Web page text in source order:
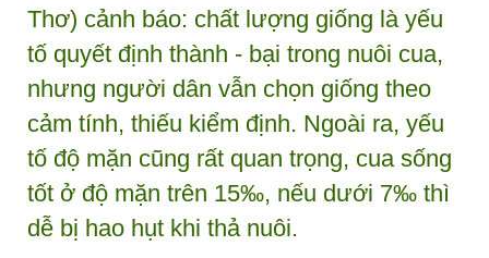
Thơ) cảnh báo: chất lượng giống là yếu
tố quyết định thành - bại trong nuôi cua,
nhưng người dân vẫn chọn giống theo
cảm tính, thiếu kiểm định. Ngoài ra, yếu
tố độ mặn cũng rất quan trọng, cua sống
tốt ở độ mặn trên 15‰, nếu dưới 7‰ thì
dễ bị hao hụt khi thả nuôi.